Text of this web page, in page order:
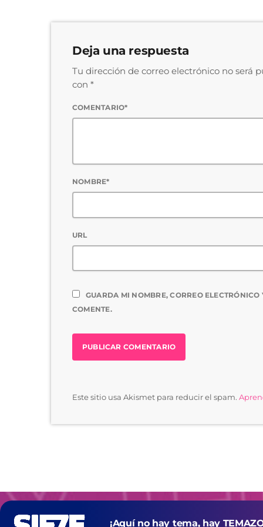
Deja una respuesta
Tu dirección de correo electrónico no será
con *
COMENTARIO*
NOMBRE*
URL
GUARDA MI NOMBRE, CORREO
COMENTE.
Este sitio usa Akismet para reducir el spam.
¡Aquí no hay tema, hay